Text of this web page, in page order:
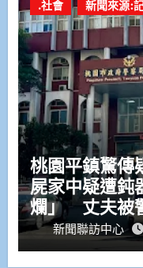
.社會 新聞來源:
桃園平鎮驚傳
屍家中疑遭鈍
爛」 丈夫被
新聞聯訪中心